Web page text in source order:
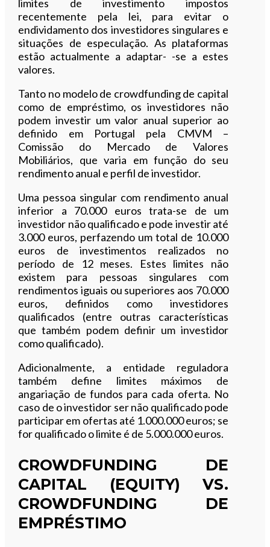
limites de investimento impostos
recentemente pela lei, para evitar o
endividamento dos investidores singulares e
situações de especulação. As plataformas
estão actualmente a adaptar- -se a estes
valores.
Tanto no modelo de crowdfunding de capital
como de empréstimo, os investidores não
podem investir um valor anual superior ao
definido em Portugal pela CMVM –
Comissão do Mercado de Valores
Mobiliários, que varia em função do seu
rendimento anual e perfil de investidor.
Uma pessoa singular com rendimento anual
inferior a 70.000 euros trata-se de um
investidor não qualificado e pode investir até
3.000 euros, perfazendo um total de 10.000
euros de investimentos realizados no
período de 12 meses. Estes limites não
existem para pessoas singulares com
rendimentos iguais ou superiores aos 70.000
euros, definidos como investidores
qualificados (entre outras características
que também podem definir um investidor
como qualificado).
Adicionalmente, a entidade reguladora
também define limites máximos de
angariação de fundos para cada oferta. No
caso de o investidor ser não qualificado pode
participar em ofertas até 1.000.000 euros; se
for qualificado o limite é de 5.000.000 euros.
CROWDFUNDING DE
CAPITAL (EQUITY) VS.
CROWDFUNDING DE
EMPRÉSTIMO